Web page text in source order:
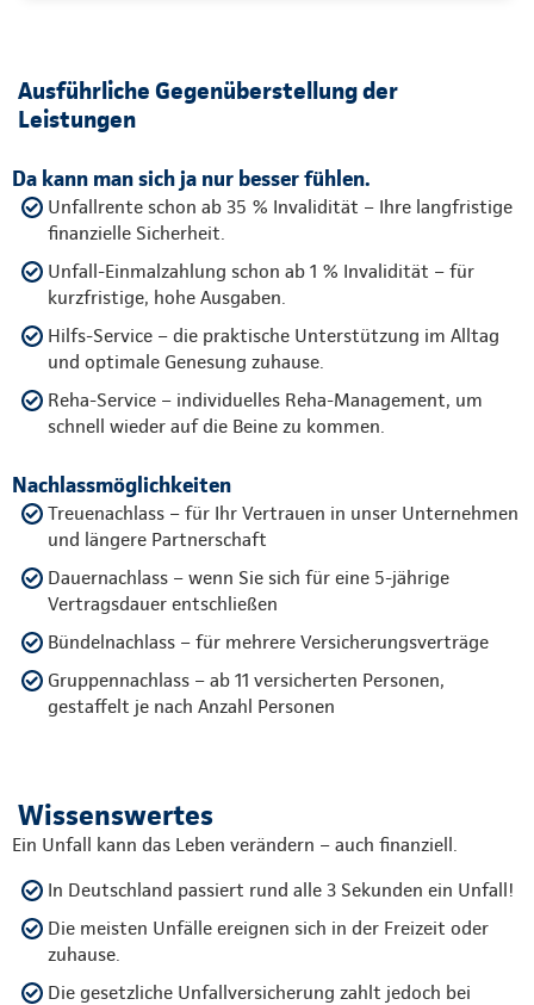
Ausführliche Gegenüberstellung der
Leistungen
Da kann man sich ja nur besser fühlen.
Unfallrente schon ab 35 % Invalidität – Ihre langfristige
finanzielle Sicherheit.
Unfall-Einmalzahlung schon ab 1 % Invalidität – für
kurzfristige, hohe Ausgaben.
Hilfs-Service – die praktische Unterstützung im Alltag
und optimale Genesung zuhause.
Reha-Service – individuelles Reha-Management, um
schnell wieder auf die Beine zu kommen.
Nachlassmöglichkeiten
Treuenachlass – für Ihr Vertrauen in unser Unternehmen
und längere Partnerschaft
Dauernachlass – wenn Sie sich für eine 5-jährige
Vertragsdauer entschließen
Bündelnachlass – für mehrere Versicherungsverträge
Gruppennachlass – ab 11 versicherten Personen,
gestaffelt je nach Anzahl Personen
Wissenswertes
Ein Unfall kann das Leben verändern – auch finanziell.
In Deutschland passiert rund alle 3 Sekunden ein Unfall!
Die meisten Unfälle ereignen sich in der Freizeit oder
zuhause.
Die gesetzliche Unfallversicherung zahlt jedoch bei